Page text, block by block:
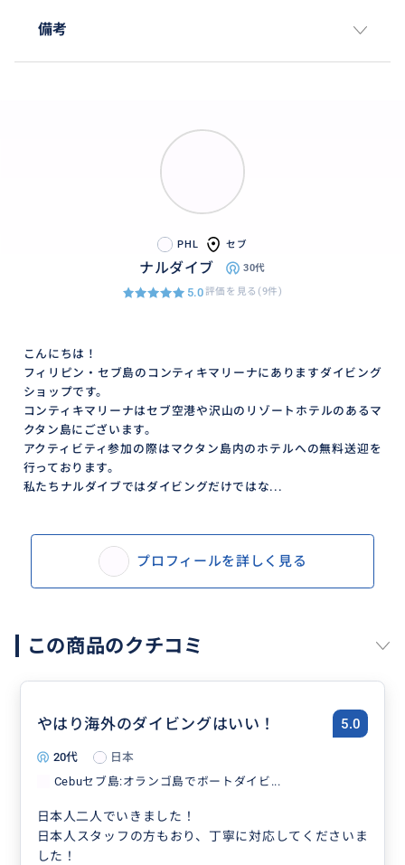
備考
PHL セブ
ナルダイブ 30代
5.0評価を見る(9件)
こんにちは！
フィリピン・セブ島のコンティキマリーナにありますダイビング
ショップです。
コンティキマリーナはセブ空港や沢山のリゾートホテルのあるマ
クタン島にございます。
アクティビティ参加の際はマクタン島内のホテルへの無料送迎を
行っております。
私たちナルダイブではダイビングだけではな...
プロフィールを詳しく見る
この商品のクチコミ
やはり海外のダイビングはいい！ 5.0
20代
日本
Cebuセブ島:オランゴ島でボートダイビ...
日本人二人でいきました！
日本人スタッフの方もおり、丁寧に対応してくださいま
した！